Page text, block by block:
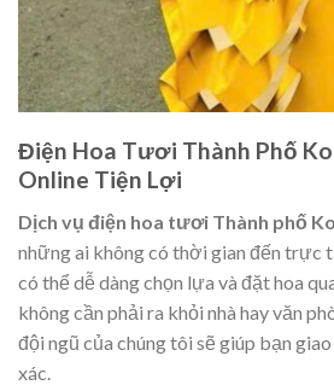
Điện Hoa Tươi Thành Phố
Online Tiện Lợi
Dịch vụ điện hoa tươi Thành phố
những ai không có thời gian đến trực
có thể dễ dàng chọn lựa và đặt hoa
không cần phải ra khỏi nhà hay văn
đội ngũ của chúng tôi sẽ giúp bạn
xác.